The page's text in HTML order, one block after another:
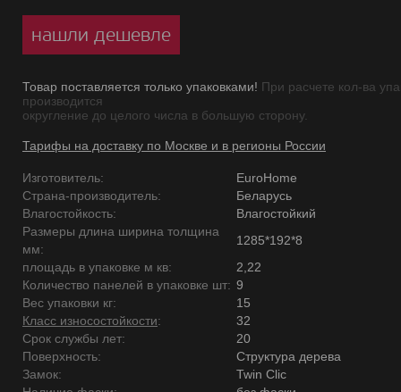
нашли дешевле
Товар поставляется только упаковками! При расчете кол-ва
производится
округление до целого числа в большую сторону.
Тарифы на доставку по Москве и в регионы России
Изготовитель:
EuroHome
Страна-производитель:
Беларусь
Влагостойкость:
Влагостойкий
Размеры длина ширина толщина
мм:
1285*192*8
площадь в упаковке м кв:
2,22
Количество панелей в упаковке шт: 9
Вес упаковки кг:
15
Класс износостойкости:
32
Срок службы лет:
20
Поверхность:
Структура дерева
Замок:
Twin Clic